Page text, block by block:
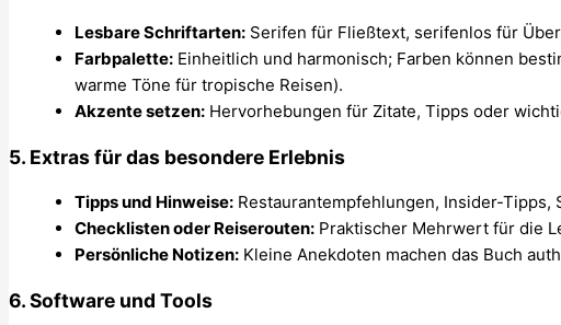
Lesbare Schriftarten: Serifen für Fließtext, serifenlos für
Farbpalette: Einheitlich und harmonisch; Farben können
warme Töne für tropische Reisen).
Akzente setzen: Hervorhebungen für Zitate, Tipps oder
5. Extras für das besondere Erlebnis
Tipps und Hinweise: Restaurantempfehlungen, Insider-Tipps,
Checklisten oder Reiserouten: Praktischer Mehrwert für die
Persönliche Notizen: Kleine Anekdoten machen das Buch
6.Software und Tools